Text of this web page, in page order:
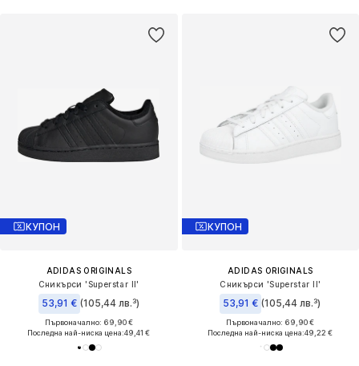
КУПОН
ADIDAS ORIGINALS
Сникърси 'Superstar II'
53,91 € (105,44 лв.³)
Първоначално: 69,90 €
Последна най-ниска цена:49,41 €
КУПОН
ADIDAS ORIGINALS
Сникърси 'Superstar II'
53,91 € (105,44 лв.³)
Първоначално: 69,90 €
Последна най-ниска цена:49,22 €